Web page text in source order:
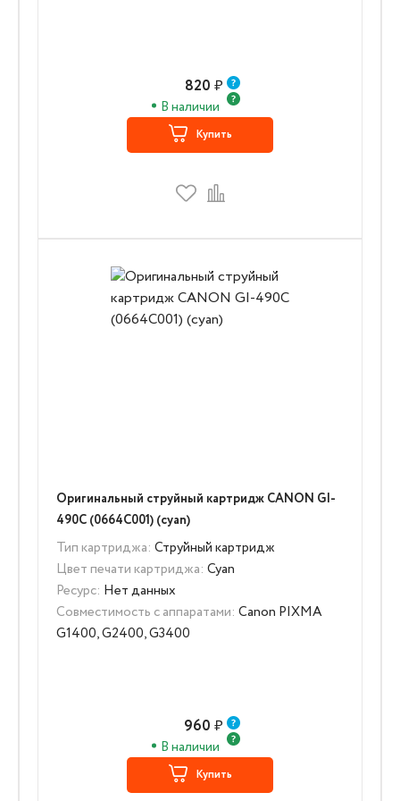
820 ₽
В наличии
Купить
Оригинальный струйный картридж CANON GI-
490C (0664C001) (cyan)
Тип картриджа: Струйный картридж
Цвет печати картриджа: Cyan
Ресурс: Нет данных
Совместимость с аппаратами: Canon PIXMA
G1400, G2400, G3400
960 ₽
В наличии
Купить